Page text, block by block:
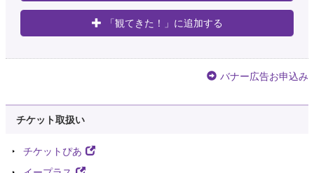
「観てきた！」に追加する
バナー広告お申込み
チケット取扱い
チケットぴあ